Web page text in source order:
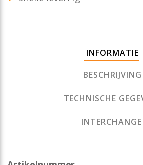
INFORMATIE
BESCHRIJVING
TECHNISCHE
INTERCHANGE